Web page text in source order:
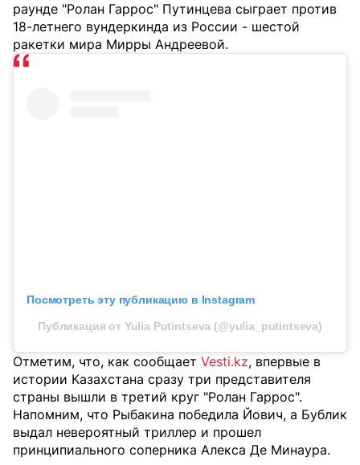
раунде "Ролан Гаррос" Путинцева сыграет против
18-летнего вундеркинда из России - шестой
ракетки мира Мирры Андреевой.
Посмотреть эту публикацию в Instagram
Публикация от Yulia Putintseva (@yulia_putintseva)
Отметим, что, как сообщает Vesti.kz, впервые в
истории Казахстана сразу три представителя
страны вышли в третий круг "Ролан Гаррос".
Напомним, что Рыбакина победила Йович, а Бублик
выдал невероятный триллер и прошел
принципиального соперника Алекса Де Минаура.